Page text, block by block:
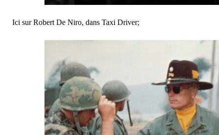
Ici sur Robert De Niro, dans Taxi Driver;